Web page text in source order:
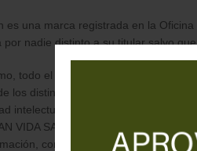
es una marca registrada en la
por nadie distinto a su titular salvo
todo el contenido de la web,
los distintos apartados, desarrollo
intelectual e industrial, mencionado
VIDA SANA SL U , o de terceros.
comercialización, o cualquier